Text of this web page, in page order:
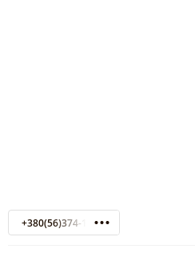
+380(56)374-12-91